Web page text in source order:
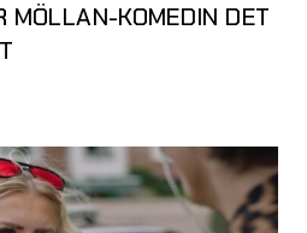
MÖLLAN-KOMEDIN DET